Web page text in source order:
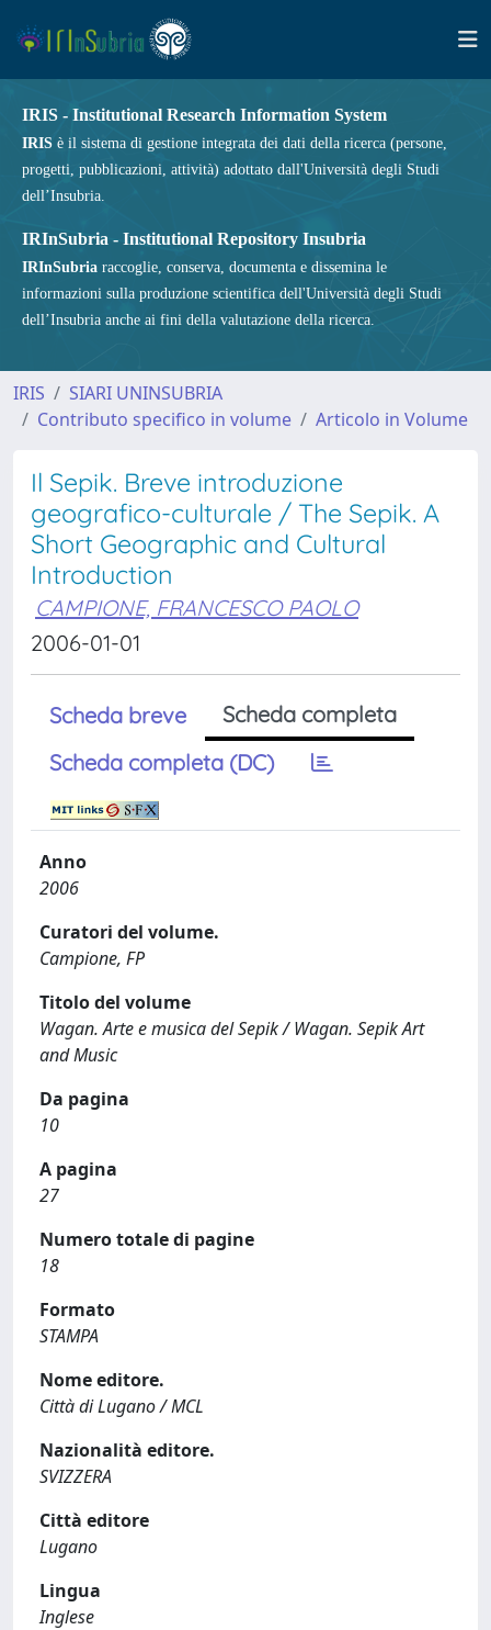
IRIS - Institutional Research Information System
IRIS è il sistema di gestione integrata dei dati della ricerca (persone,
progetti, pubblicazioni, attività) adottato dall'Università degli Studi
dell’Insubria.
IRInSubria - Institutional Repository Insubria
IRInSubria raccoglie, conserva, documenta e dissemina le
informazioni sulla produzione scientifica dell'Università degli Studi
dell’Insubria anche ai fini della valutazione della ricerca.
IRIS
SIARI UNINSUBRIA
Contributo specifico in volume
Articolo in Volume
Il Sepik. Breve introduzione
geografico-culturale / The Sepik. A
Short Geographic and Cultural
Introduction
CAMPIONE, FRANCESCO PAOLO
2006-01-01
Scheda breve
Scheda completa
Scheda completa (DC)
Anno
2006
Curatori del volume.
Campione, FP
Titolo del volume
Wagan. Arte e musica del Sepik / Wagan. Sepik Art
and Music
Da pagina
10
A pagina
27
Numero totale di pagine
18
Formato
STAMPA
Nome editore.
Città di Lugano / MCL
Nazionalità editore.
SVIZZERA
Città editore
Lugano
Lingua
Inglese